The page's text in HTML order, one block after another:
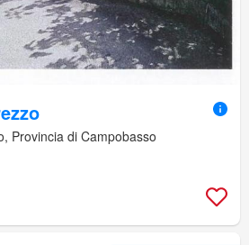
Provincia di Campobasso